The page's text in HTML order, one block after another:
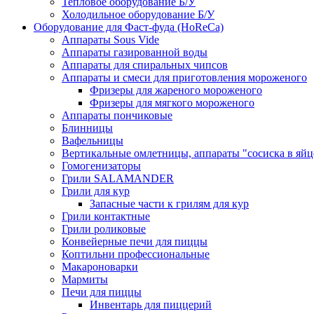
Холодильное оборудование Б/У
Оборудование для Фаст-фуда (HoReCa)
Аппараты Sous Vide
Аппараты газированной воды
Аппараты для спиральных чипсов
Аппараты и смеси для приготовления мороженого
Фризеры для жареного мороженого
Фризеры для мягкого мороженого
Аппараты пончиковые
Блинницы
Вафельницы
Вертикальные омлетницы, аппараты "сосиска в
Гомогенизаторы
Грили SALAMANDER
Грили для кур
Запасные части к грилям для кур
Грили контактные
Грили роликовые
Конвейерные печи для пиццы
Коптильни профессиональные
Макароноварки
Мармиты
Печи для пиццы
Инвентарь для пиццерий